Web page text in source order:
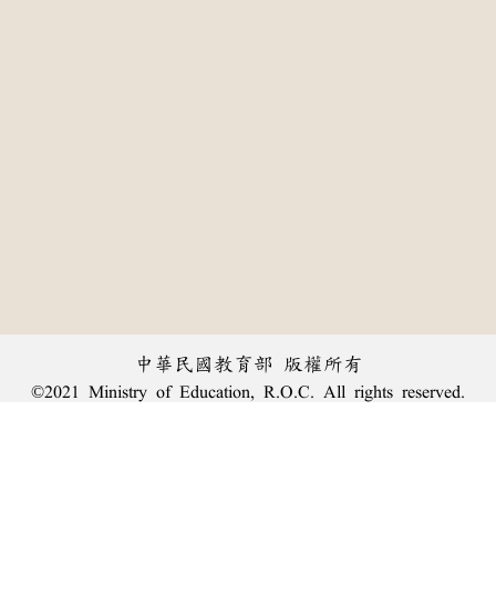
中華民國教育部 版權所有
©2021 Ministry of Education, R.O.C. All rights reserved.